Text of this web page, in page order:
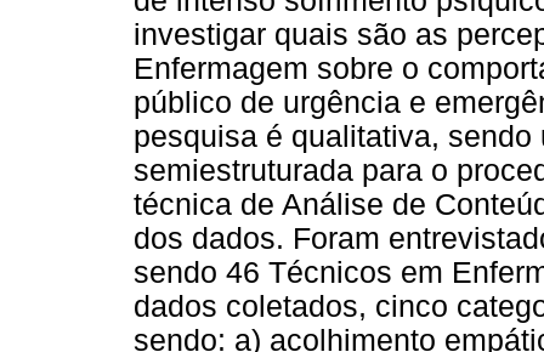
investigar quais são as
Enfermagem sobre o
público de urgência e
pesquisa é qualitativa,
semiestruturada para o
técnica de Análise de
dos dados. Foram
sendo 46 Técnicos em
dados coletados, cinco
sendo: a) acolhimento